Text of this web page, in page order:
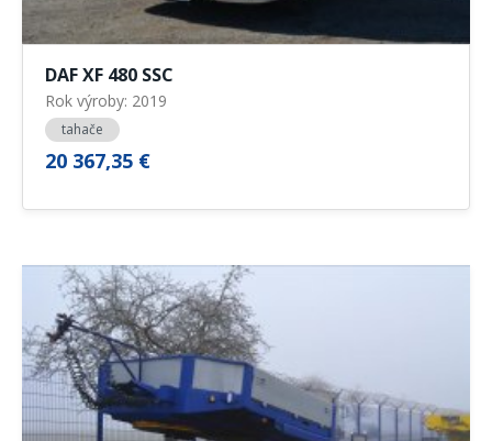
DAF XF 480 SSC
Rok výroby: 2019
tahače
20 367,35 €